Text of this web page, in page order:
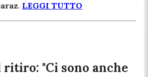
. LEGGI TUTTO
"Ci sono anche